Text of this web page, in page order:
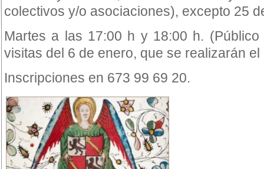
colectivos y/o asociaciones), excepto 25
Martes a las 17:00 h y 18:00 h.
visitas del 6 de enero, que se realizarán
Inscripciones en 673 99 69 20.